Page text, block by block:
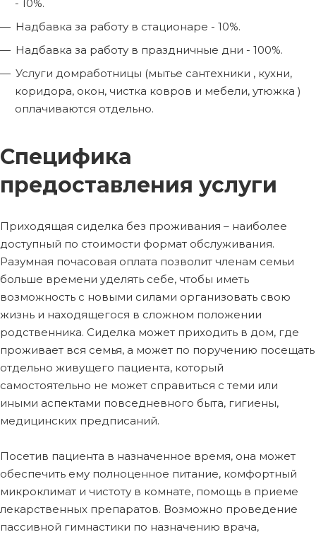
- 10%.
Надбавка за работу в стационаре - 10%.
Надбавка за работу в праздничные дни - 100%.
Услуги домработницы (мытье сантехники , кухни,
коридора, окон, чистка ковров и мебели, утюжка )
оплачиваются отдельно.
Специфика
предоставления услуги
Приходящая сиделка без проживания – наиболее
доступный по стоимости формат обслуживания.
Разумная почасовая оплата позволит членам семьи
больше времени уделять себе, чтобы иметь
возможность с новыми силами организовать свою
жизнь и находящегося в сложном положении
родственника. Сиделка может приходить в дом, где
проживает вся семья, а может по поручению посещать
отдельно живущего пациента, который
самостоятельно не может справиться с теми или
иными аспектами повседневного быта, гигиены,
медицинских предписаний.
Посетив пациента в назначенное время, она может
обеспечить ему полноценное питание, комфортный
микроклимат и чистоту в комнате, помощь в приеме
лекарственных препаратов. Возможно проведение
пассивной гимнастики по назначению врача,